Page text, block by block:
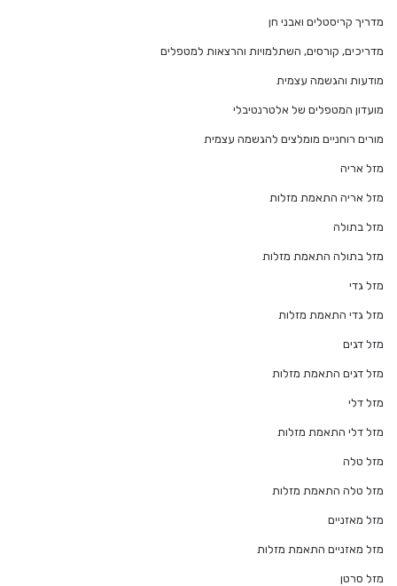
מדריך קריסטלים ואבני חן
מדריכים, קורסים, השתלמויות והרצאות למטפלים
מודעות והגשמה עצמית
מועדון המטפלים של אלטרנטיבלי
מורים רוחניים מומלצים להגשמה עצמית
מזל אריה
מזל אריה התאמת מזלות
מזל בתולה
מזל בתולה התאמת מזלות
מזל גדי
מזל גדי התאמת מזלות
מזל דגים
מזל דגים התאמת מזלות
מזל דלי
מזל דלי התאמת מזלות
מזל טלה
מזל טלה התאמת מזלות
מזל מאזניים
מזל מאזניים התאמת מזלות
מזל סרטן